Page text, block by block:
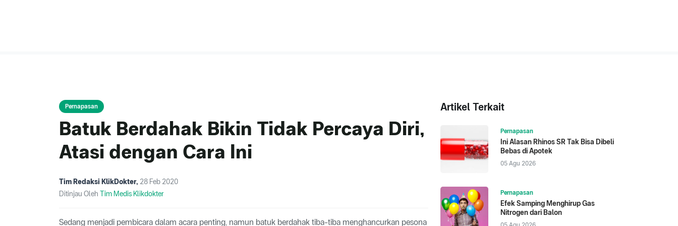
Pernapasan
Batuk Berdahak Bikin Tidak Percaya Diri,
Atasi dengan Cara Ini
Tim Redaksi KlikDokter, 28 Feb 2020
Ditinjau Oleh Tim Medis Klikdokter
Sedang menjadi pembicara dalam acara penting, namun batuk berdahak tiba-tiba menghancurkan pesona
Artikel Terkait
Pernapasan
Ini Alasan Rhinos SR Tak Bisa Dibeli
Bebas di Apotek
05 Agu 2026
Pernapasan
Efek Samping Menghirup Gas
Nitrogen dari Balon